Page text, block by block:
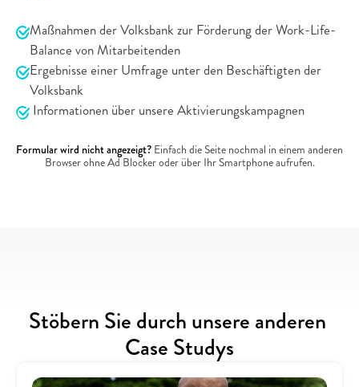
Maßnahmen der Volksbank zur Förderung der Work-Life-
Balance von Mitarbeitenden
Ergebnisse einer Umfrage unter den Beschäftigten der
Volksbank
Informationen über unsere Aktivierungskampagnen
Formular wird nicht angezeigt? Einfach die Seite nochmal in einem anderen
Browser ohne Ad Blocker oder über Ihr Smartphone aufrufen.
Stöbern Sie durch unsere anderen
Case Studys